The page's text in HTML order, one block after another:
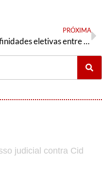
PRÓXIMA
Afinidades eletivas entre Aldo Rebelo, o PCO e o general Mourão
judicial contra Cid